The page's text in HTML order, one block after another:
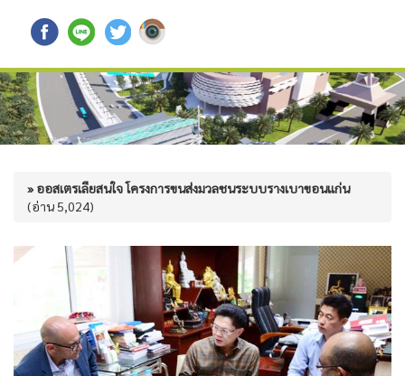
» ออสเตรเลียสนใจ โครงการขนส่งมวลชนระบบรางเบาขอนแก่น
(อ่าน 5,024)